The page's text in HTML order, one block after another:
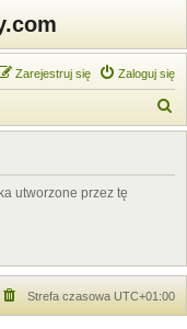
Zaloguj się
Zarejestruj się
z
utworzone przez tę
Strefa czasowa UTC+01:00